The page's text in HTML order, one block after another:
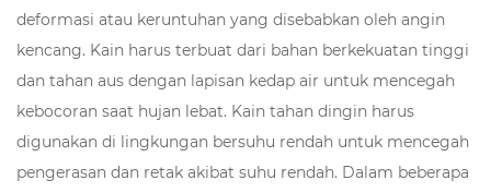
deformasi atau keruntuhan yang disebabkan oleh angin
kencang. Kain harus terbuat dari bahan berkekuatan tinggi
dan tahan aus dengan lapisan kedap air untuk mencegah
kebocoran saat hujan lebat. Kain tahan dingin harus
digunakan di lingkungan bersuhu rendah untuk mencegah
pengerasan dan retak akibat suhu rendah. Dalam beberapa